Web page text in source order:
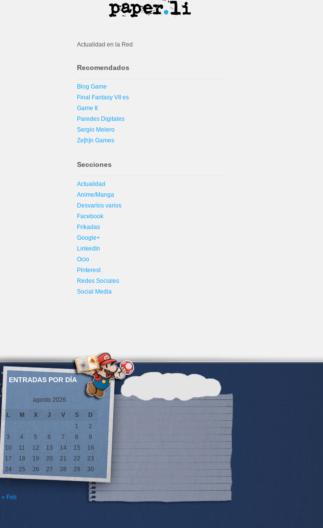
Actualidad en la Red
Recomendados
Blog Game
Final Fantasy VII es
Game It
Paredes Digitales
Sergio Melero
Ze[h]n Games
Secciones
Actualidad
Anime/Manga
Desvaríos varios
Facebook
Frikadas
Google+
LinkedIn
Ocio
Pinterest
Redes Sociales
Social Media
ENTRADAS POR DÍA
agosto 2026
L M X J V S
D
1
2
3
4 5 6 7 8
9
10
11 12 13 14 15
16
17
18 19 20 21 22
23
24
25 26 27 28 29
30
31
« Feb